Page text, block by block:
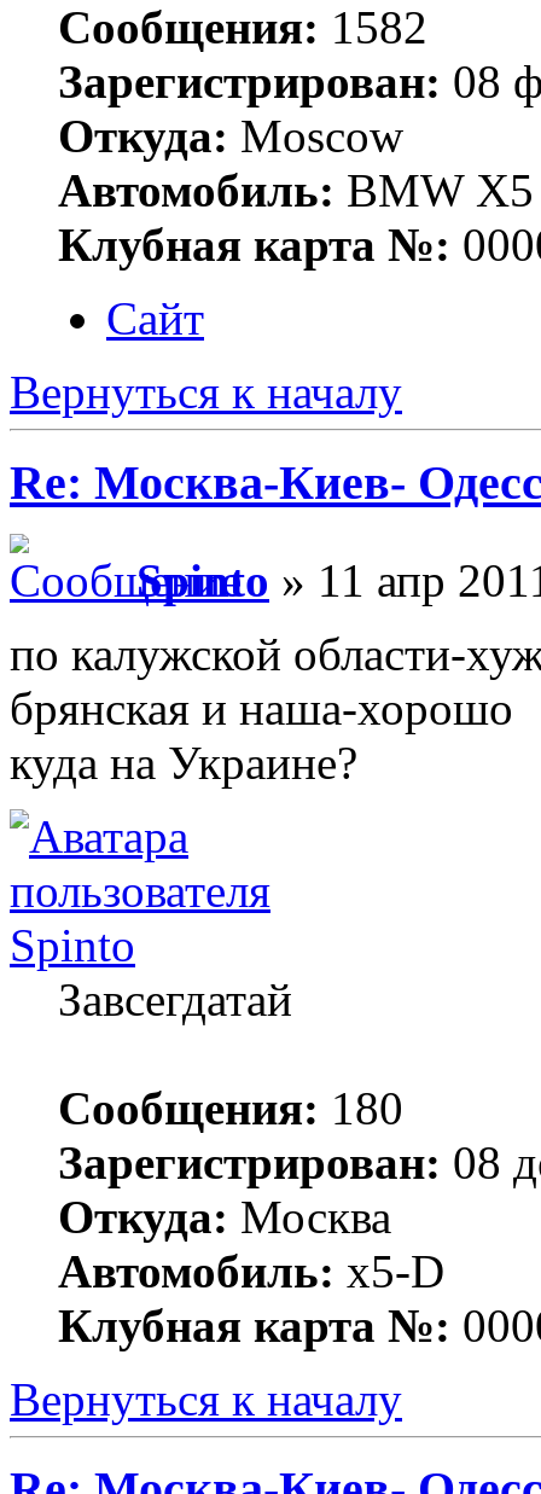
Сообщения: 1582
Зарегистрирован: 08
Откуда: Moscow
Автомобиль: BMW X5
Клубная карта №:
Сайт
Вернуться к началу
Re: Москва-Киев-
Spinto » 11 апр
по калужской области-
брянская и наша-хорошо
куда на Украине?
Spinto
Завсегдатай
Сообщения: 180
Зарегистрирован: 08
Откуда: Москва
Автомобиль: x5-D
Клубная карта №:
Вернуться к началу